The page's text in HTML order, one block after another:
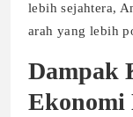
lebih sejahtera,
arah yang lebih
Dampak
Ekonomi